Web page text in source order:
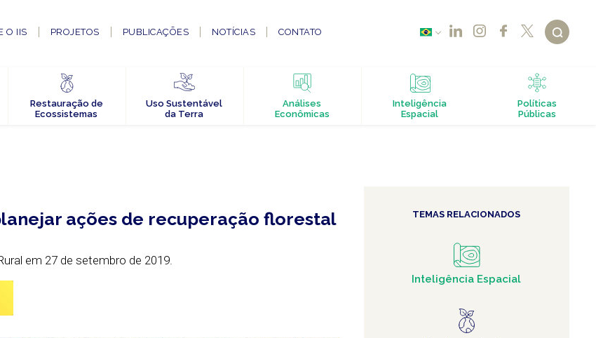
O IIS PROJETOS PUBLICAÇÕES NOTÍCIAS CONTATO
Restauração de
Ecossistemas
Uso Sustentável
da Terra
Análises
Econômicas
Inteligência
Espacial
Políticas
Públicas
ações de recuperação florestal
em 27 de setembro de 2019.
TEMAS RELACIONADOS
Inteligência Espacial